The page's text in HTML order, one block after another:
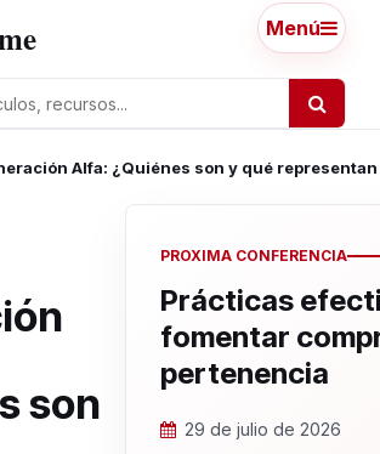
Menú
Alfa: ¿Quiénes son y qué
son
PROXIMA CONFERENCIA
Prácticas
fomentar
pertenencia
29 de julio de 2026